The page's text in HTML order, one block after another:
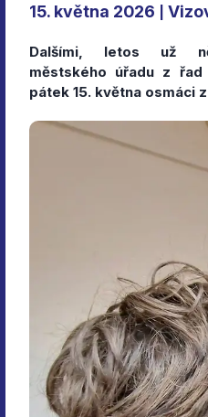
15. května 2026
Dalšími, letos už
městského úřadu z
pátek 15. května osmáci